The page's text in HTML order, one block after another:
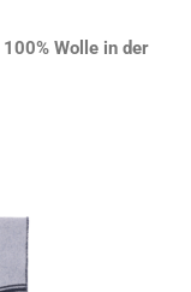
Wolle in der